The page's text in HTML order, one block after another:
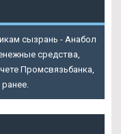
сызрань - Анабол
средства,
Промсвязьбанка,